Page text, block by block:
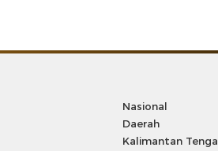
Nasional
Daerah
Kalimantan